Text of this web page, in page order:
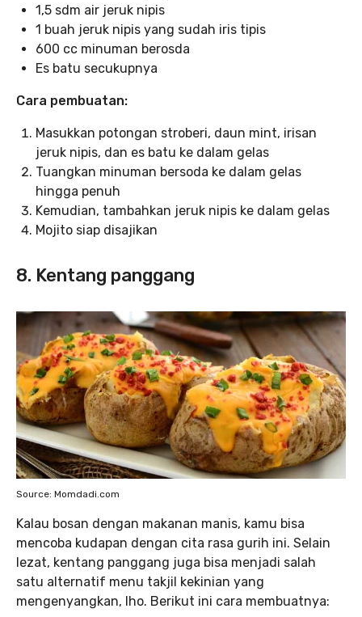
1,5 sdm air jeruk nipis
1 buah jeruk nipis yang sudah iris tipis
600 cc minuman berosda
Es batu secukupnya
Cara pembuatan:
Masukkan potongan stroberi, daun mint, irisan
jeruk nipis, dan es batu ke dalam gelas
Tuangkan minuman bersoda ke dalam gelas
hingga penuh
Kemudian, tambahkan jeruk nipis ke dalam gelas
Mojito siap disajikan
8. Kentang panggang
Source: Momdadi.com
Kalau bosan dengan makanan manis, kamu bisa
mencoba kudapan dengan cita rasa gurih ini. Selain
lezat, kentang panggang juga bisa menjadi salah
satu alternatif menu takjil kekinian yang
mengenyangkan, lho. Berikut ini cara membuatnya: